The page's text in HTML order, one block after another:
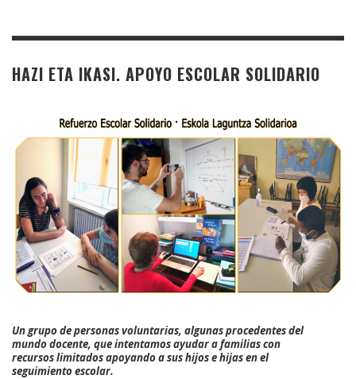
HAZI ETA IKASI. APOYO ESCOLAR SOLIDARIO
Un grupo de personas voluntarias, algunas procedentes del
mundo docente, que intentamos ayudar a familias con
recursos limitados apoyando a sus hijos e hijas en el
seguimiento escolar.